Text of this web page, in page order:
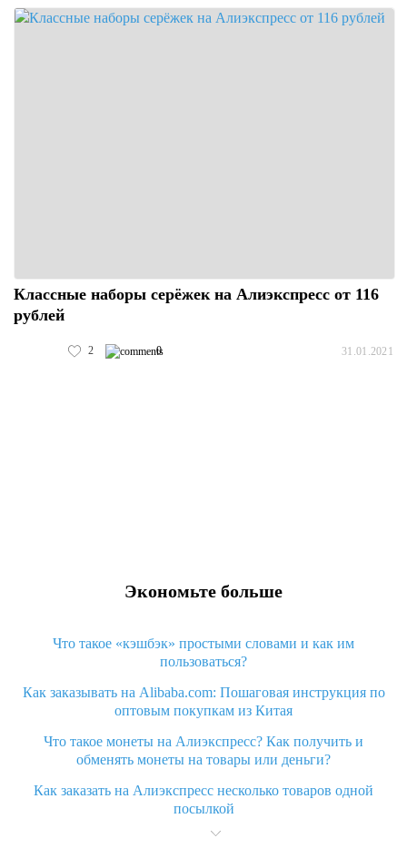
Классные наборы серёжек на Алиэкспресс от 116
рублей
2 0 31.01.2021
Экономьте больше
Что такое «кэшбэк» простыми словами и как им
пользоваться?
Как заказывать на Alibaba.com: Пошаговая инструкция по
оптовым покупкам из Китая
Что такое монеты на Алиэкспресс? Как получить и
обменять монеты на товары или деньги?
Как заказать на Алиэкспресс несколько товаров одной
посылкой
Что значит статус «Заказ закрыт» на Алиэкспресс и что